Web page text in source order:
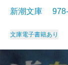
新潮文庫
文庫電子書籍あり